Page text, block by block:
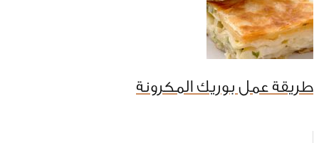
طريقة عمل بوريك المكرونة